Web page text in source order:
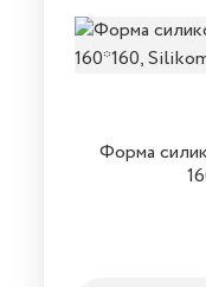
Форма